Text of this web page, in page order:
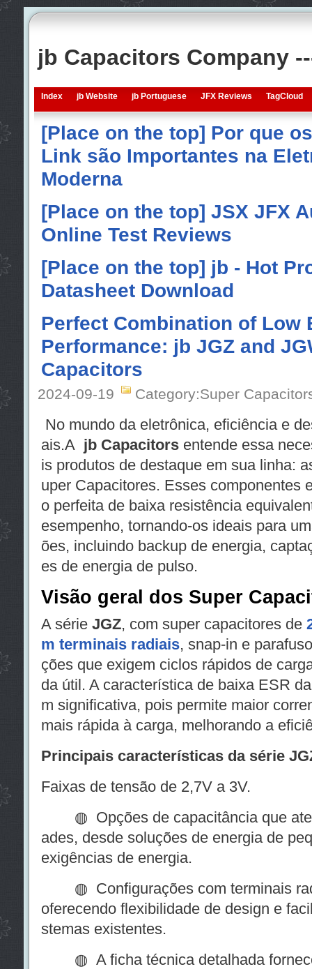
jb Capacitors Company
Index jb Website jb Portuguese JFX Reviews TagCloud
[Place on the top] Por que
Link são Importantes na
Moderna
[Place on the top] JSX JFX
Online Test Reviews
[Place on the top] jb - Hot
Datasheet Download
Perfect Combination of Low
Performance: jb JGZ and
Capacitors
2024-09-19 Category:Super
No mundo da eletrônica, eficiência e
ais.A jb Capacitorsentende essa
is produtos de destaque em sua linha:
uper Capacitores. Esses componentes
o perfeita de baixa resistência
esempenho, tornando-os ideais para
ões, incluindo backup de energia,
es de energia de pulso.
Visão geral dos Super
A série JGZ, com super capacitores de
m terminais radiais, snap-in e
ções que exigem ciclos rápidos de
da útil. A característica de baixa ESR
m significativa, pois permite maior
mais rápida à carga, melhorando a
Principais características da série
Faixas de tensão de 2,7V a 3V.
◍ Opções de capacitância que
ades, desde soluções de energia de
exigências de energia.
◍ Configurações com terminais
oferecendo flexibilidade de design e
stemas existentes.
◍ A ficha técnica detalhada fornece